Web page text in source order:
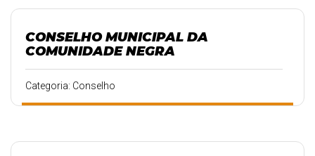
CONSELHO MUNICIPAL DA
COMUNIDADE NEGRA
Categoria: Conselho